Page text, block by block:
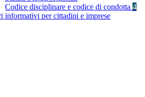
Codice disciplinare e codice di condotta 4
informativi per cittadini e imprese